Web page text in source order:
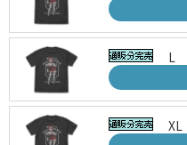
L
XL